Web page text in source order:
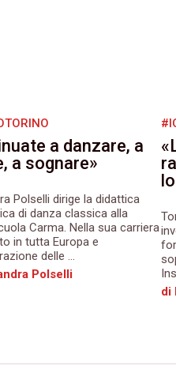
a danzare, a
a sognare»
Polselli dirige la didattica
di danza classica alla
Carma. Nella sua carriera
in tutta Europa e
delle ...
Polselli
di